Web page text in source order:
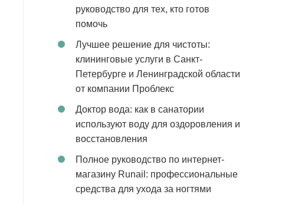
руководство для тех, кто готов
помочь
Лучшее решение для чистоты:
клининговые услуги в Санкт-
Петербурге и Ленинградской области
от компании Проблекс
Доктор вода: как в санатории
используют воду для оздоровления и
восстановления
Полное руководство по интернет-
магазину Runail: профессиональные
средства для ухода за ногтями